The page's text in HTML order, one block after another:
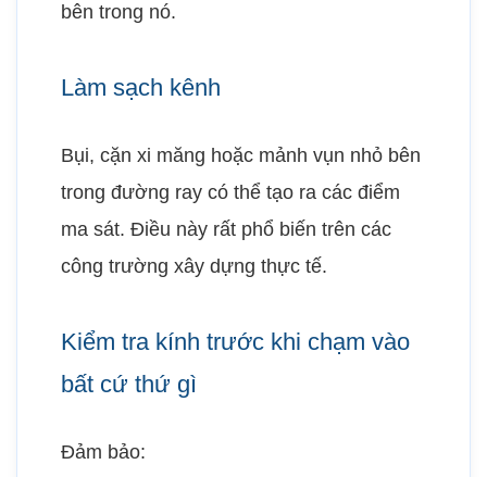
bên trong nó.
Làm sạch kênh
Bụi, cặn xi măng hoặc mảnh vụn nhỏ bên
trong đường ray có thể tạo ra các điểm
ma sát. Điều này rất phổ biến trên các
công trường xây dựng thực tế.
Kiểm tra kính trước khi chạm vào
bất cứ thứ gì
Đảm bảo: